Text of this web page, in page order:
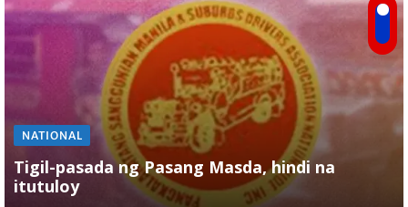
NATIONAL
Tigil-pasada ng Pasang Masda, hindi na
itutuloy